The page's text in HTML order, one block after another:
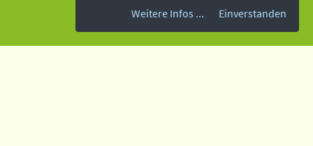
Weitere Infos ...
Einverstanden